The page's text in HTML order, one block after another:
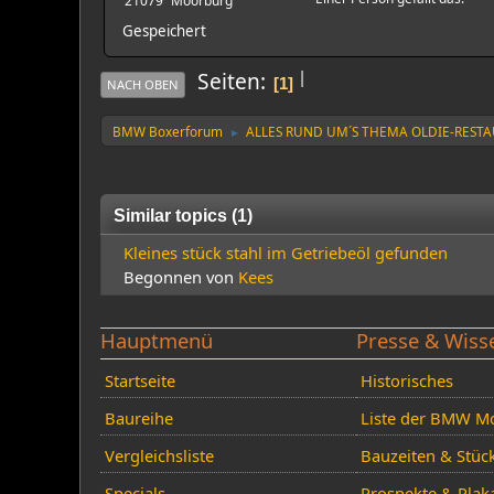
Gespeichert
|
NACH OBEN Seiten 1
BMW Boxerforum ► ALLES RUND UM´S THEMA OLDIE-
Similar topics (1)
Kleines stück stahl im Getriebeöl gefunden
Begonnen von Kees
Hauptmenü
Startseite
Baureihe
Vergleichsliste
Presse &
Historisches
Liste der BMW
Bauzeiten &